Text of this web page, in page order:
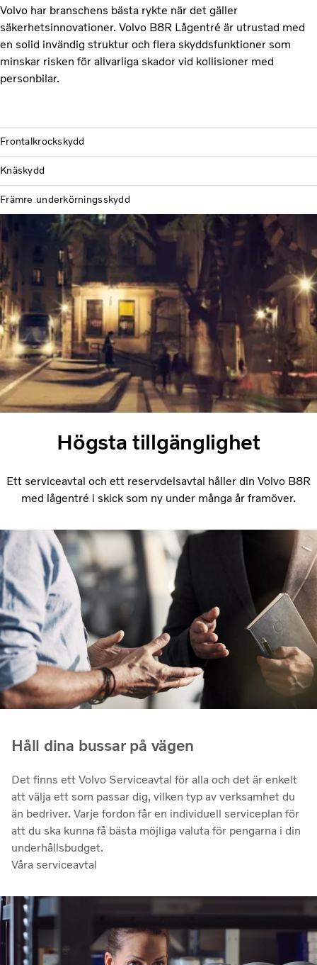
Volvo har branschens bästa rykte när det gäller
säkerhetsinnovationer. Volvo B8R Lågentré är utrustad med
en solid invändig struktur och flera skyddsfunktioner som
minskar risken för allvarliga skador vid kollisioner med
personbilar.
Frontalkrockskydd
Knäskydd
Främre underkörningsskydd
Högsta tillgänglighet
Ett serviceavtal och ett reservdelsavtal håller din Volvo B8R
med lågentré i skick som ny under många år framöver.
Håll dina bussar på vägen
Det finns ett Volvo Serviceavtal för alla och det är enkelt
att välja ett som passar dig, vilken typ av verksamhet du
än bedriver. Varje fordon får en individuell serviceplan för
att du ska kunna få bästa möjliga valuta för pengarna i din
underhållsbudget.
Våra serviceavtal